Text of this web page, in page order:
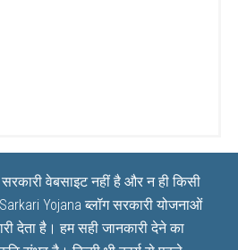
वेबसाइट नहीं है और न ही किसी
Sarkari Yojana ब्लॉग सरकारी योजनाओं
देता है। हम सही जानकारी देने का